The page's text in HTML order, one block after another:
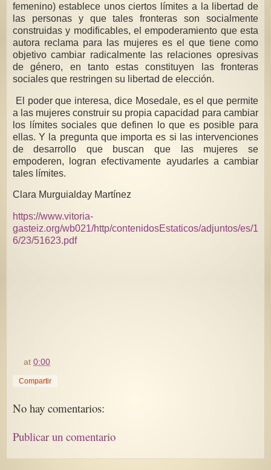
femenino) establece unos ciertos límites a la libertad de
las personas y que tales fronteras son socialmente
construidas y modificables, el empoderamiento que esta
autora reclama para las mujeres es el que tiene como
objetivo cambiar radicalmente las relaciones opresivas
de género, en tanto estas constituyen las fronteras
sociales que restringen su libertad de elección.
El poder que interesa, dice Mosedale, es el que permite
a las mujeres construir su propia capacidad para cambiar
los límites sociales que definen lo que es posible para
ellas. Y la pregunta que importa es si las intervenciones
de desarrollo que buscan que las mujeres se
empoderen, logran efectivamente ayudarles a cambiar
tales límites.
Clara Murguialday Martínez
https://www.vitoria-
gasteiz.org/wb021/http/contenidosEstaticos/adjuntos/es/1
6/23/51623.pdf
at0:00
Compartir
No hay comentarios:
Publicar un comentario